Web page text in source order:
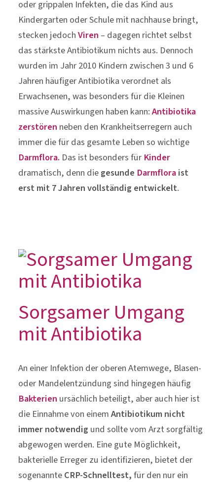
oder grippalen Infekten, die das Kind aus
Kindergarten oder Schule mit nachhause bringt,
stecken jedochViren – dagegen richtet selbst
das stärkste Antibiotikum nichts aus. Dennoch
wurden im Jahr 2010 Kindern zwischen 3 und 6
Jahren häufiger Antibiotika verordnet als
Erwachsenen, was besonders für die Kleinen
massive Auswirkungen haben kann:Antibiotika
zerstören neben den Krankheitserregern auch
immer die für das gesamte Leben so wichtige
Darmflora.Das ist besonders für Kinder
dramatisch, denn diegesunde Darmfloraist
erst mit 7 Jahren vollständig entwickelt.
Sorgsamer Umgang
mit Antibiotika
An einer Infektion der oberen Atemwege, Blasen-
oder Mandelentzündung sind hingegen häufig
Bakterien ursächlich beteiligt, aber auch hier ist
die Einnahme von einemAntibiotikum nicht
immer notwendig und sollte vom Arzt sorgfältig
abgewogen werden. Eine gute Möglichkeit,
bakterielle Erreger zu identifizieren, bietet der
sogenannteCRP-Schnelltest,für den nur ein